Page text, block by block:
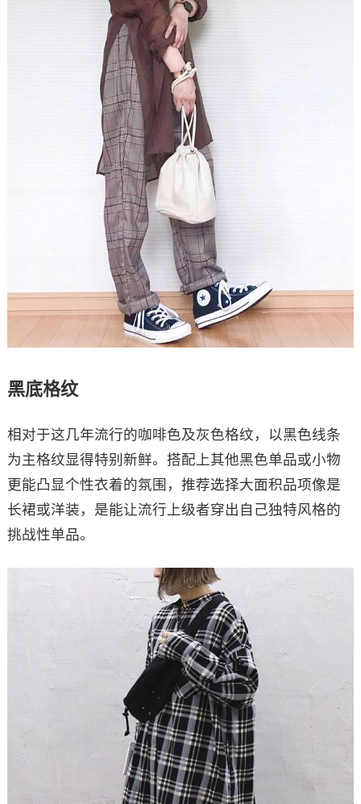
黑底格纹
相对于这几年流行的咖啡色及灰色格纹，以黑色线条
为主格纹显得特别新鲜。搭配上其他黑色单品或小物
更能凸显个性衣着的氛围，推荐选择大面积品项像是
长裙或洋装，是能让流行上级者穿出自己独特风格的
挑战性单品。